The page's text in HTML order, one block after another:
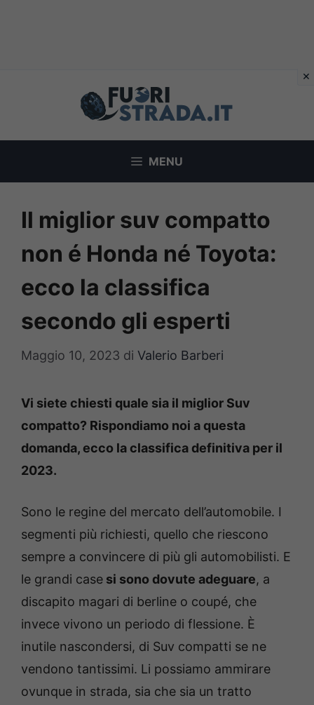
MENU
Il miglior suv compatto
non é Honda né Toyota:
ecco la classifica
secondo gli esperti
Maggio 10, 2023 di Valerio Barberi
Vi siete chiesti quale sia il miglior Suv
compatto? Rispondiamo noi a questa
domanda, ecco la classifica definitiva per il
2023.
Sono le regine del mercato dell’automobile. I
segmenti più richiesti, quello che riescono
sempre a convincere di più gli automobilisti. E
le grandi case si sono dovute adeguare, a
discapito magari di berline o coupé, che
invece vivono un periodo di flessione. È
inutile nascondersi, di Suv compatti se ne
vendono tantissimi. Li possiamo ammirare
ovunque in strada, sia che sia un tratto